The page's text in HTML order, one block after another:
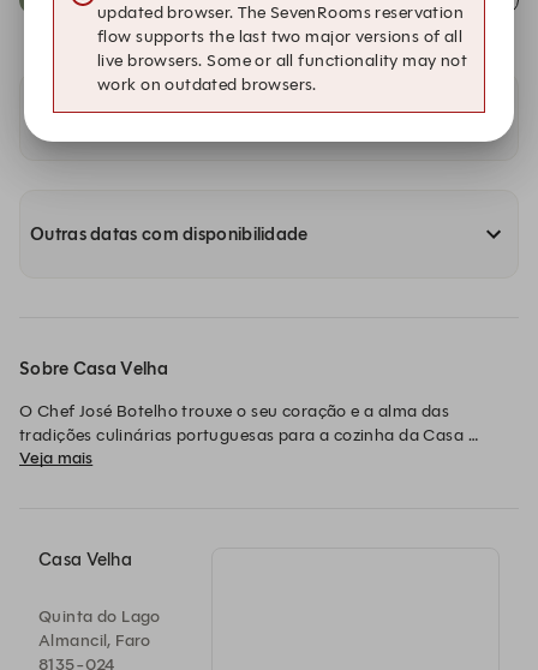
Disponibilidade nos nossos outros restaurantes.
Outras datas com disponibilidade
Sobre Casa Velha
O Chef José Botelho trouxe o seu coração e a alma das
tradições culinárias portuguesas para a cozinha da Casa
Velha. Daqui resultou um menu de partilha repleto de sabores
grandes sabores e grandes momentos cabem em pequenos
A Quinta do Lago convida-a/o a reservar uma mesa no
restaurante Casa Velha, para uma experiência deliciosa, num
Veja mais
Casa Velha
Quinta do Lago
Almancil, Faro
8135-024
updated browser. The SevenRooms reservation
flow supports the last two major versions of all
live browsers. Some or all functionality may not
work on outdated browsers.